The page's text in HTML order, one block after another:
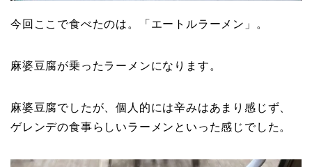
今回ここで食べたのは。「エートルラーメン」。
麻婆豆腐が乗ったラーメンになります。
麻婆豆腐でしたが、個人的には辛みはあまり感じず、
ゲレンデの食事らしいラーメンといった感じでした。